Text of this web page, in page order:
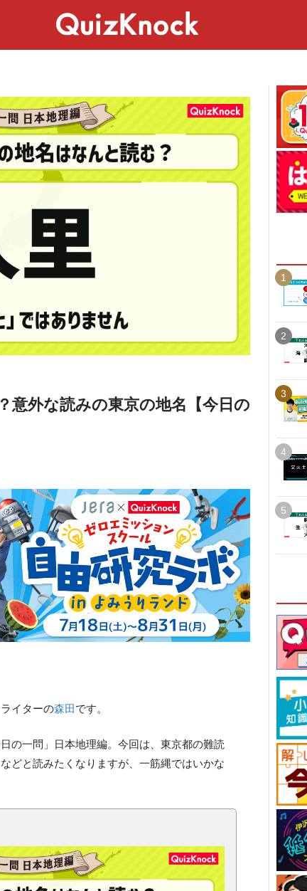
意外な読みの東京の地名【今日の
イターの森田です。
の一問」日本地理編。今回は、東京都の難読
どと読みたくなりますが、一筋縄ではいかな
1
2
3
4
5